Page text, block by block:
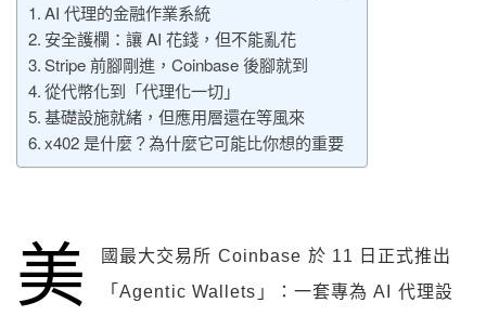
AI 代理的金融作業系統
安全護欄：讓 AI 花錢，但不能亂花
Stripe 前腳剛進，Coinbase 後腳就到
從代幣化到「代理化一切」
基礎設施就緒，但應用層還在等風來
x402 是什麼？為什麼它可能比你想的重要
美
國最大交易所 Coinbase 於 11 日正式推出
「Agentic Wallets」：一套專為 AI 代理設